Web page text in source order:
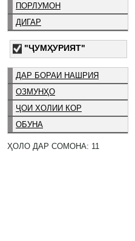
ПОРЛУМОН
ДИГАР
"ҶУМҲУРИЯТ"
ДАР БОРАИ НАШРИЯ
ОЗМУНҲО
ҶОИ ХОЛИИ КОР
ОБУНА
ҲОЛО ДАР СОМОНА: 11